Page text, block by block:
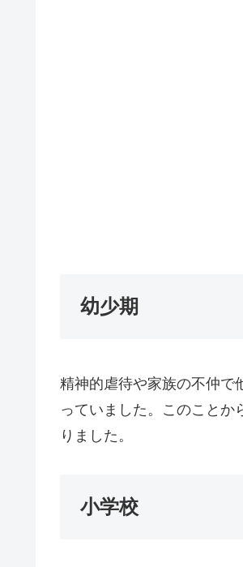
幼少期
精神的虐待や家族の不仲で
っていました。このことか
りました。
小学校